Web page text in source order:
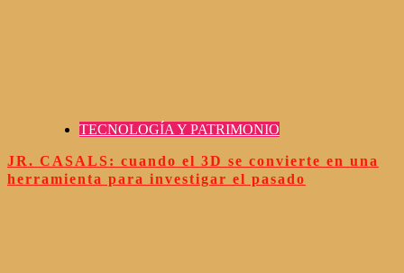
TECNOLOGÍA Y PATRIMONIO
JR. CASALS: cuando el 3D se convierte en una
herramienta para investigar el pasado